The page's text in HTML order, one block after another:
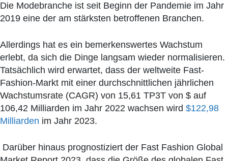
Die Modebranche ist seit Beginn der Pandemie im Jahr
2019 eine der am stärksten betroffenen Branchen.
Allerdings hat es ein bemerkenswertes Wachstum
erlebt, da sich die Dinge langsam wieder normalisieren.
Tatsächlich wird erwartet, dass der weltweite Fast-
Fashion-Markt mit einer durchschnittlichen jährlichen
Wachstumsrate (CAGR) von 15,61 TP3T von $ auf
106,42 Milliarden im Jahr 2022 wachsen wird $122,98
Milliarden im Jahr 2023.
Darüber hinaus prognostiziert der Fast Fashion Global